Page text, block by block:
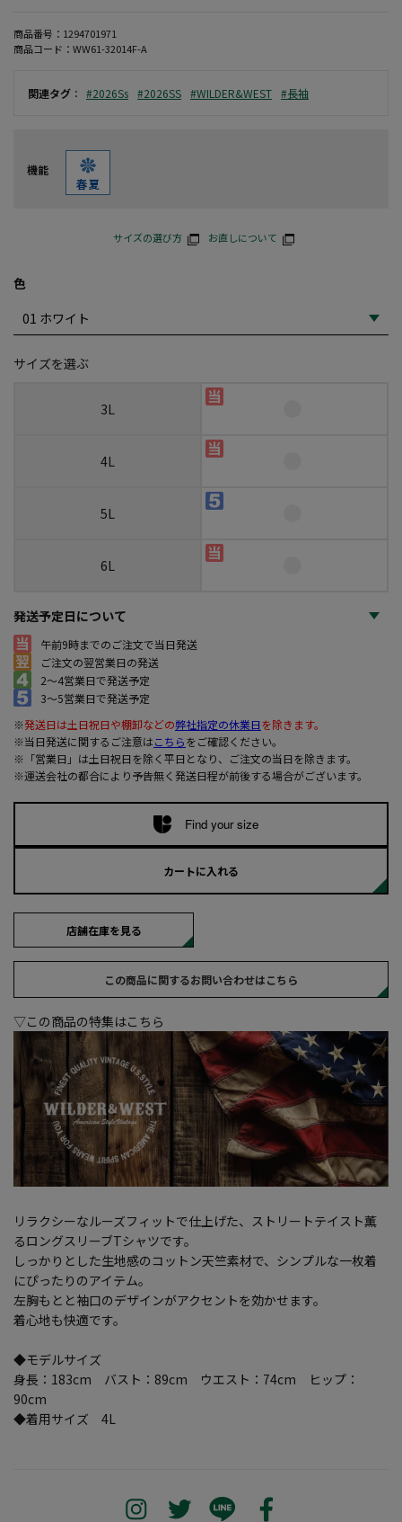
商品番号： 1294701971
商品コード： WW61-32014F-A
関連タグ ： #2026Ss #2026SS #WILDER&WEST #長袖
機能
サイズの選び方 お直しについて
色
サイズを選ぶ
3L
4L
5L
6L
発送予定日について
午前9時までのご注文で当日発送
ご注文の翌営業日の発送
2～4営業日で発送予定
3～5営業日で発送予定
※発送日は土日祝日や棚卸などの弊社指定の休業日を除きます。
※当日発送に関するご注意はこちらをご確認ください。
※「営業日」は土日祝日を除く平日となり、ご注文の当日を除きます。
※運送会社の都合により予告無く発送日程が前後する場合がございます。
Find your size
カートに入れる
店舗在庫を見る
この商品に関するお問い合わせはこちら
▽この商品の特集はこちら
リラクシーなルーズフィットで仕上げた、ストリートテイスト薫
るロングスリーブTシャツです。
しっかりとした生地感のコットン天竺素材で、シンプルな一枚着
にぴったりのアイテム。
左胸もとと袖口のデザインがアクセントを効かせます。
着心地も快適です。
◆モデルサイズ
身長：183cm バスト：89cm ウエスト：74cm ヒップ：
90cm
◆着用サイズ 4L